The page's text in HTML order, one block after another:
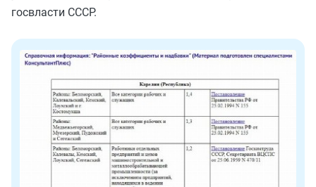
госвласти СССР.